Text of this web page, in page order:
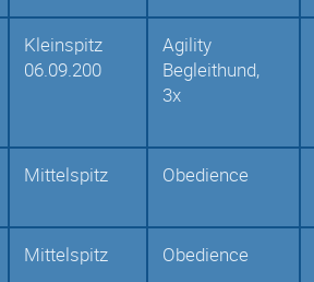
Kleinspitz
06.09.200
Agility
Begleithund,
3x
Mittelspitz Obedience
Mittelspitz Obedience